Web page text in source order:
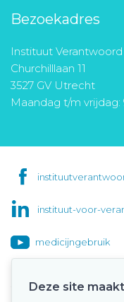
Bezoekadres
Instituut
Churchilllaan 11
3527 GV Utrecht
Maandag t/m vrijdag:
instituut-voor-
medicijngebruik
Deze site